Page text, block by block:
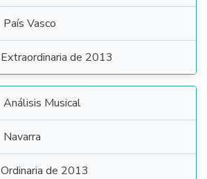
País Vasco
Extraordinaria de 2013
Análisis Musical
Navarra
Ordinaria de 2013